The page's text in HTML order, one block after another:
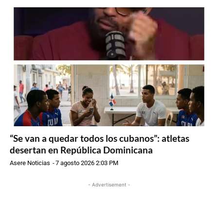
“Se van a quedar todos los cubanos”: atletas
desertan en República Dominicana
Asere Noticias -7 agosto 2026 2:03 PM
- Advertisement -